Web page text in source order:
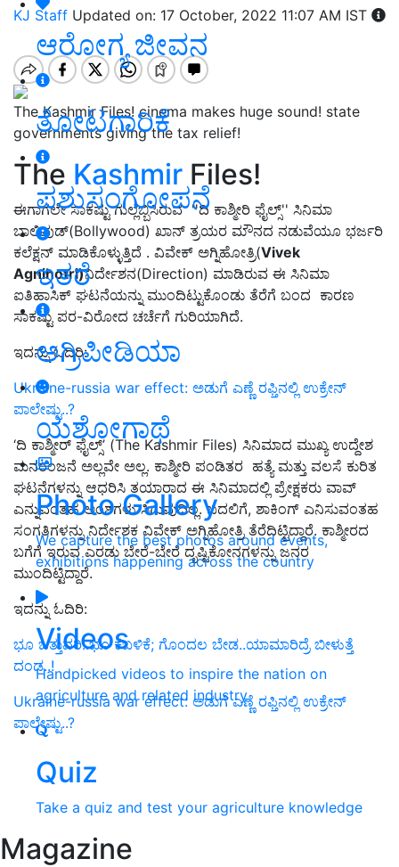
ಆರೋಗ್ಯ ಜೀವನ
ತೋಟಗಾರಿಕೆ
ಪಶುಸಂಗೋಪನೆ
ಇತರೆ
ಅಗ್ರಿಪೀಡಿಯಾ
ಯಶೋಗಾಥೆ
Photo Gallery
We capture the best photos around events,
exhibitions happening across the country
Videos
Handpicked videos to inspire the nation on
agriculture and related industry
Quiz
Take a quiz and test your agriculture knowledge
Magazine
KJ Staff Updated on: 17 October, 2022 11:07 AM IST
The Kashmir Files! cinema makes huge sound! state
governments giving the tax relief!
The Kashmir Files!
ಈಗಾಗಲೇ ಸಾಕಷ್ಟು ಗುಲ್ಲೆಬ್ಬಿಸಿರುವ ''ದಿ ಕಾಶ್ಮೀರಿ ಫೈಲ್ಸ್'' ಸಿನಿಮಾ
ಬಾಲಿವುಡ್(Bollywood) ಖಾನ್ ತ್ರಯರ ಮೌನದ ನಡುವೆಯೂ ಭರ್ಜರಿ
ಕಲೆಕ್ಷನ್ ಮಾಡಿಕೊಳ್ಳುತ್ತಿದೆ . ವಿವೇಕ್ ಅಗ್ನಿಹೋತ್ರಿ(Vivek
Agnihotri)ನಿರ್ದೇಶನ(Direction) ಮಾಡಿರುವ ಈ ಸಿನಿಮಾ
ಐತಿಹಾಸಿಕ್ ಘಟನೆಯನ್ನು ಮುಂದಿಟ್ಟುಕೊಂಡು ತೆರೆಗೆ ಬಂದ ಕಾರಣ
ಸಾಕಷ್ಟು ಪರ-ವಿರೋದ ಚರ್ಚೆಗೆ ಗುರಿಯಾಗಿದೆ.
ಇದನ್ನು ಓದಿರಿ:
Ukraine-russia war effect: ಅಡುಗೆ ಎಣ್ಣೆ ರಫ್ತಿನಲ್ಲಿ ಉಕ್ರೇನ್
ಪಾಲೇಷ್ಟು..?
‘ದಿ ಕಾಶ್ಮೀರ್ ಫೈಲ್ಸ್’ (The Kashmir Files) ಸಿನಿಮಾದ ಮುಖ್ಯ ಉದ್ದೇಶ
ಮನರಂಜನೆ ಅಲ್ಲವೇ ಅಲ್ಲ. ಕಾಶ್ಮೀರಿ ಪಂಡಿತರ ಹತ್ಯೆ ಮತ್ತು ವಲಸೆ ಕುರಿತ
ಘಟನೆಗಳನ್ನು ಆಧರಿಸಿ ತಯಾರಾದ ಈ ಸಿನಿಮಾದಲ್ಲಿ ಪ್ರೇಕ್ಷಕರು ವಾವ್
ಎನ್ನುವಂತಹ ಅಂಶಗಳು ಸಿಗುವುದಿಲ್ಲ. ಬದಲಿಗೆ, ಶಾಕಿಂಗ್ ಎನಿಸುವಂತಹ
ಸಂಗತಿಗಳನ್ನು ನಿರ್ದೇಶಕ ವಿವೇಕ್ ಅಗ್ನಿಹೋತ್ರಿ ತೆರೆದಿಟ್ಟಿದ್ದಾರೆ. ಕಾಶ್ಮೀರದ
ಬಗೆಗೆ ಇರುವ ಎರಡು ಬೇರೆ-ಬೇರೆ ದೃಷ್ಟಿಕೋನಗಳನ್ನು ಜನರ
ಮುಂದಿಟ್ಟಿದ್ದಾರೆ.
ಇದನ್ನು ಓದಿರಿ:
ಭೂ ಒತ್ತುವರಿ..ಭೂ ಕಬಳಿಕೆ; ಗೊಂದಲ ಬೇಡ..ಯಾಮಾರಿದ್ರೆ ಬೀಳುತ್ತೆ
ದಂಡ..!
Ukraine-russia war effect: ಅಡುಗೆ ಎಣ್ಣೆ ರಫ್ತಿನಲ್ಲಿ ಉಕ್ರೇನ್
ಪಾಲೇಷ್ಟು..?